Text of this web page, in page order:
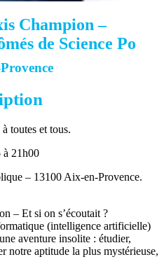
Champion –
de Science Po
toutes et tous.
à 21h00
– 13100 Aix-en-Provence.
– Et si on s’écoutait ?
(intelligence artificielle)
aventure insolite : étudier,
notre aptitude la plus mystérieuse,